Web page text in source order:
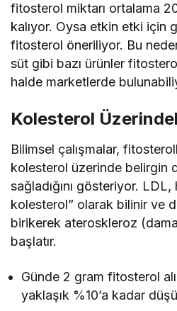
fitosterol miktarı ortalama
kalıyor. Oysa etkin etki için
fitosterol öneriliyor. Bu
süt gibi bazı ürünler
halde marketlerde
Kolesterol
Bilimsel çalışmalar,
kolesterol üzerinde belirgin
sağladığını gösteriyor.
kolesterol” olarak bilinir ve
birikerek ateroskleroz
başlatır.
Günde 2 gram fitosterol
yaklaşık %10’a kadar